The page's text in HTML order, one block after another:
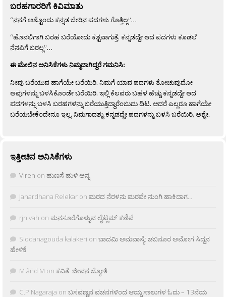
ಬರಹಗಾರರಿಗೆ ಕಿವಿಮಾತು
“ನನಗೆ ಅಶ್ಟೊಂದು ಕನ್ನಡ ಬೇರಿನ ಪದಗಳು ಗೊತ್ತಿಲ್ಲ”…
“ಹೊನಲಿಗಾಗಿ ಬರಹ ಬರೆಯೋದು ಕಶ್ಟವಾಗುತ್ತೆ. ಕನ್ನಡದ್ದೇ ಆದ ಪದಗಳು ಕೂಡಲೆ
ನೆನಪಿಗೆ ಬರಲ್ಲ”…
ಈ ಮೇಲಿನ ಅನಿಸಿಕೆಗಳು ನಿಮ್ಮದಾಗಿದ್ದರೆ ಗಮನಿಸಿ:
ನೀವು ಬರೆಯುವ ಹಾಗೆಯೇ ಬರೆಯಿರಿ. ನಿಮಗೆ ಯಾವ ಪದಗಳು ತೋಚುವುದೋ
ಅವುಗಳನ್ನು ಬಳಸಿಕೊಂಡೇ ಬರೆಯಿರಿ. ಇಲ್ಲಿ ಕೆಲವರು ಬಹಳ ಹೆಚ್ಚು ಕನ್ನಡದ್ದೇ ಆದ
ಪದಗಳನ್ನು ಬಳಸಿ ಬರಹಗಳನ್ನು ಬರೆಯುತ್ತಿದ್ದಾರೆಂಬುದು ದಿಟ. ಆದರೆ ಎಲ್ಲರೂ ಹಾಗೆಯೇ
ಬರೆಯಬೇಕೆಂದೇನೂ ಇಲ್ಲ. ನಿಮಗಾದಶ್ಟು ಕನ್ನಡದ್ದೇ ಪದಗಳನ್ನು ಬಳಸಿ ಬರೆಯಿರಿ, ಅಶ್ಟೇ.
ಇತ್ತೀಚಿನ ಅನಿಸಿಕೆಗಳು
Viren on ಹುಣಸೆ ಹುಳಿ ಅನ್ನ
Janardhana Relekar on ಮರದ ನೆರಳನು ಮರವೇ ನುಂಗಿ ಹಾಕಿದಾಗ…
rjnivah on ಮನಸೂರೆಗೊಳ್ಳುವ ಲೈಟ್ಲಮ್ ಕಣಿವೆ
Siddanagouda kalakeri on ಬಾದಮಿ ಅಮವಾಸ್ಯೆ: ಚಬನೂರ ಅಮೋಗ ಸಿದ್ದನ
ಹೇಳಿಕೆ
M âñd M on ಕವಿತೆ: ಜೀವನ ಜ್ಯೋತಿ
C.P.Nagaraja on ಬಸವಣ್ಣನ ವಚನಗಳಿಂದ ಆಯ್ದ ಸಾಲುಗಳ ಓದು – 13ನೆಯ